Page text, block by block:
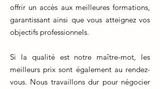
offrir un accès aux meilleures formations,
garantissant ainsi que vous atteignez vos
objectifs professionnels.
Si la qualité est notre maître-mot, les
meilleurs prix sont également au rendez-
vous. Nous travaillons dur pour négocier